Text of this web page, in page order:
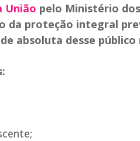
União pelo Ministério
da proteção integral
absoluta desse público